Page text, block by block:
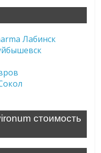
Лабинск
стоимость